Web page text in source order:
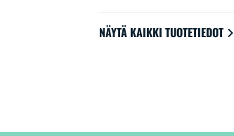
NÄYTÄ KAIKKI TUOTETIEDOT